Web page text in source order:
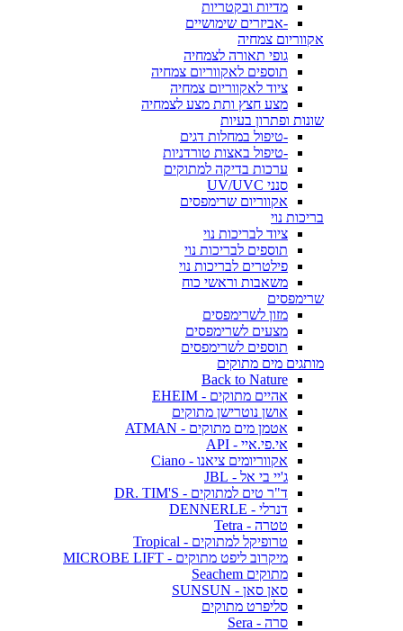
מדיות ובקטריות
-אביזרים שימושיים
אקווריום צמחיה
גופי תאורה לצמחיה
תוספים לאקווריום צמחיה
ציוד לאקווריום צמחיה
מצע חצץ ותת מצע לצמחיה
שונות ופתרון בעיות
-טיפול במחלות דגים
-טיפול באצות טורדניות
ערכות בדיקה למתוקים
סנני UV/UVC
אקווריום שרימפסים
בריכות נוי
ציוד לבריכות נוי
תוספים לבריכות נוי
פילטרים לבריכות נוי
משאבות וראשי כוח
שרימפסים
מזון לשרימפסים
מצעים לשרימפסים
תוספים לשרימפסים
מותגים מים מתוקים
Back to Nature
אהיים מתוקים - EHEIM
אושן נוטרישן מתוקים
אטמן מים מתוקים - ATMAN
אי.פי.איי - API
אקווריומים ציאנו - Ciano
ג'יי בי אל - JBL
ד"ר טים למתוקים - DR. TIM'S
דנרלי - DENNERLE
טטרה - Tetra
טרופיקל למתוקים - Tropical
מיקרוב ליפט מתוקים - MICROBE LIFT
מתוקים Seachem
סאן סאן - SUNSUN
סליפרט מתוקים
סרה - Sera